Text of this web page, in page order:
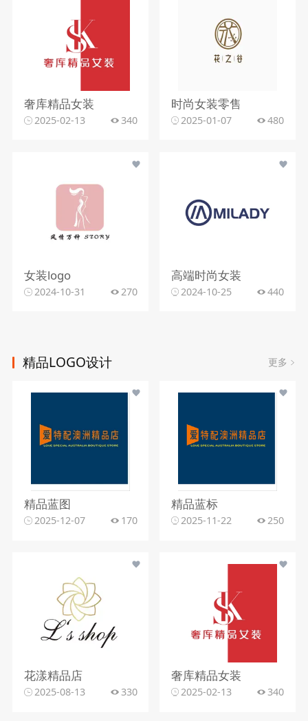
奢库精品女装
2025-02-13 340
时尚女装零售
2025-01-07 480
女装logo
2024-10-31 270
高端时尚女装
2024-10-25 440
精品LOGO设计 更多
精品蓝图
2025-12-07 170
精品蓝标
2025-11-22 250
花漾精品店
2025-08-13 330
奢库精品女装
2025-02-13 340